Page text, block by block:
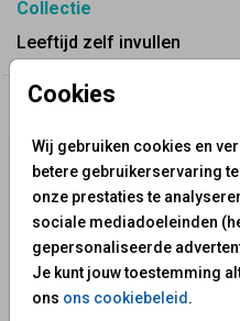
Cookies
Wij gebruiken cookies en
betere gebruikerservaring
onze prestaties te
sociale mediadoeleinden
gepersonaliseerde
Je kunt jouw toestemming
ons ons cookiebeleid.
Collectie
Leeftijd zelf invullen